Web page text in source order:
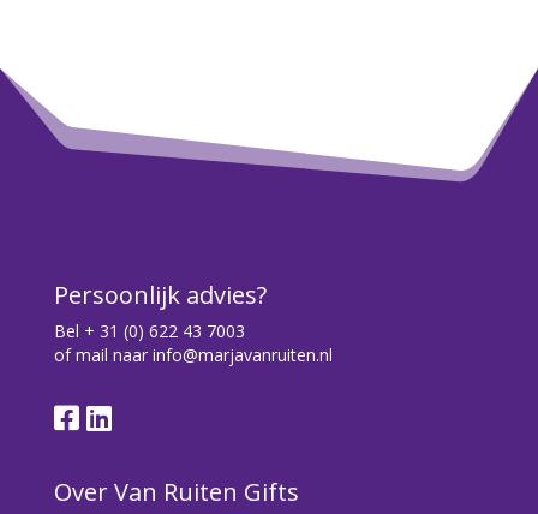
Persoonlijk advies?
Bel + 31 (0) 622 43 7003
of mail naar info@marjavanruiten.nl
Over Van Ruiten Gifts